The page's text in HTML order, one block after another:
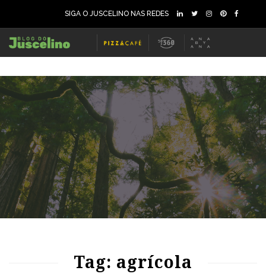
SIGA O JUSCELINO NAS REDES
Tag: agrícola